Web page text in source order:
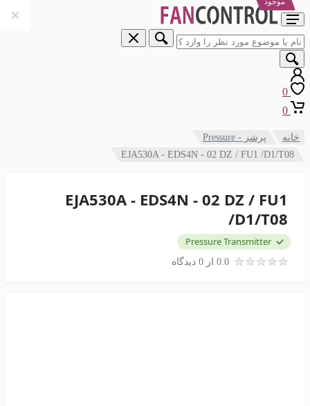
0
0
خانه
پرشر - Pressure
EJA530A - EDS4N - 02 DZ / FU1 /D1/T08
EJA530A - EDS4N - 02 DZ / FU1
/D1/T08
0.0 از 0 دیدگاه
Pressure Transmitter